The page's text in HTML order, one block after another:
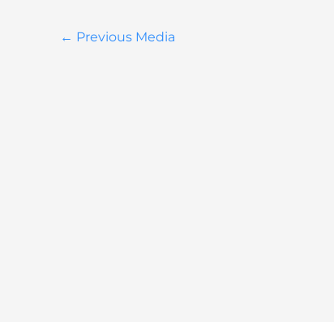
← Previous Media